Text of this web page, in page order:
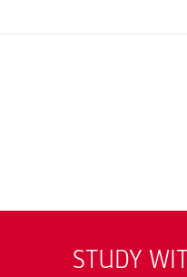
STUDY